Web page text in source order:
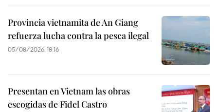
Provincia vietnamita de An Giang
refuerza lucha contra la pesca ilegal
05/08/2026 18:16
Presentan en Vietnam las obras
escogidas de Fidel Castro